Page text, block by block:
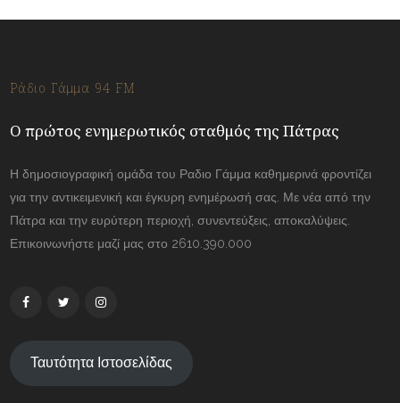
Ράδιο Γάμμα 94 FM
Ο πρώτος ενημερωτικός σταθμός της Πάτρας
Η δημοσιογραφική ομάδα του Ραδιο Γάμμα καθημερινά φροντίζει
για την αντικειμενική και έγκυρη ενημέρωσή σας. Με νέα από την
Πάτρα και την ευρύτερη περιοχή, συνεντεύξεις, αποκαλύψεις.
Επικοινωνήστε μαζί μας στο 2610.390.000
Ταυτότητα Ιστοσελίδας